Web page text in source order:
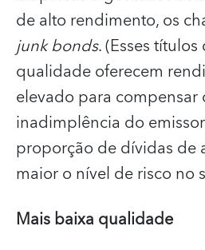
de alto rendimento, os
junk bonds. (Esses
qualidade oferecem
elevado para
inadimplência do
proporção de dívidas de
maior o nível de risco no
Mais baixa qualidade